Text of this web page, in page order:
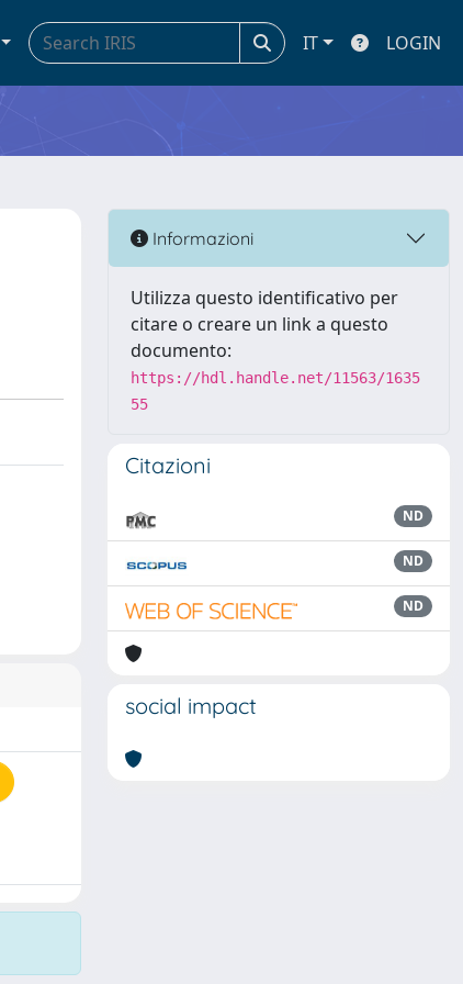
IT LOGIN
Informazioni
Utilizza questo identificativo per
citare o creare un link a questo
documento:
https://hdl.handle.net/11563/1635
55
Citazioni
ND
ND
ND
social impact